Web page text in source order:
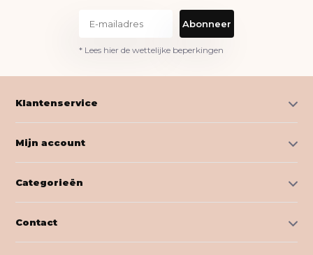
Abonneer
* Lees hier de wettelijke beperkingen
Klantenservice
Mijn account
Categorieën
Contact